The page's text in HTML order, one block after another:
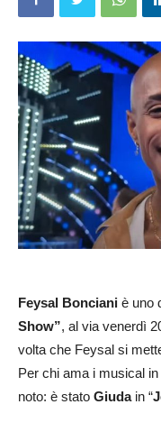
Feysal Bonciani è uno
Show”, al via venerdì
volta che Feysal si
Per chi ama i musical
noto: è stato Giudain “